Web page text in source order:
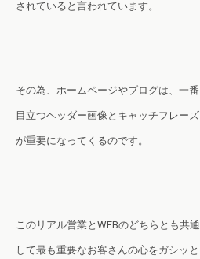
されていると言われています。
その為、ホームページやブログは、一番
目立つヘッダー画像とキャッチフレーズ
が重要になってくるのです。
このリアル営業とWEBのどちらとも共通
して最も重要なお客さんの心をガシッと